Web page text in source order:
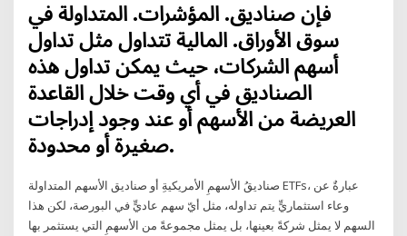
ﻓﺈن ﺻﻨﺎدﻳﻖ. اﳌﺆﺷﺮات. اﳌﺘﺪاوﻟﺔ ﰲ
ﺳﻮق اﻷوراق. اﳌﺎﻟﻴﺔ ﺗﺘﺪاول ﻣﺜﻞ ﺗﺪاول
أﺳﻬﻢ اﻟﺸﺮﻛﺎت، ﺣﻴﺚ ﳝﻜﻦ ﺗﺪاول ﻫﺬه
اﻟﺼﻨﺎدﻳﻖ ﰲ أي وﻗﺖ ﺧﻼل اﻟﻘﺎﻋﺪة
اﻟﻌﺮﻳﻀﺔ ﻣﻦ اﻷﺳﻬﻢ أو ﻋﻨﺪ وﺟﻮد إدراﺟﺎت
ﺻﻐﲑة أو ﳏﺪودة.
صناديقُ الأسهمِ الأمريكيةِ أو صناديق الأسهم المتداولة ETFs، عبارةٌ عن
وعاء استثماريٍّ يتم تداوله، مثل أيّ سهم عاديٍّ في البورصة، لكن هذا
السهم لا يمثل شركةً بعينها، بل يمثل مجموعةً من الأسهمِ التي يستثمر بها